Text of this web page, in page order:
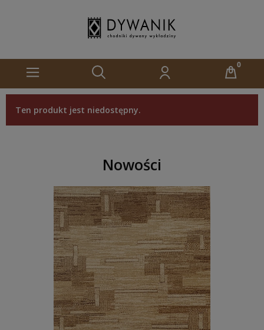
Ten produkt jest niedostępny.
Nowości